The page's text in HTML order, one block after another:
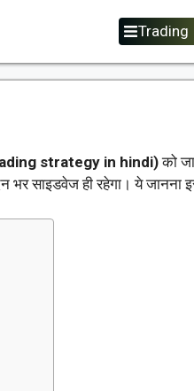
Trading
strategy in hindi)को
भर साइडवेज ही रहेगा। ये